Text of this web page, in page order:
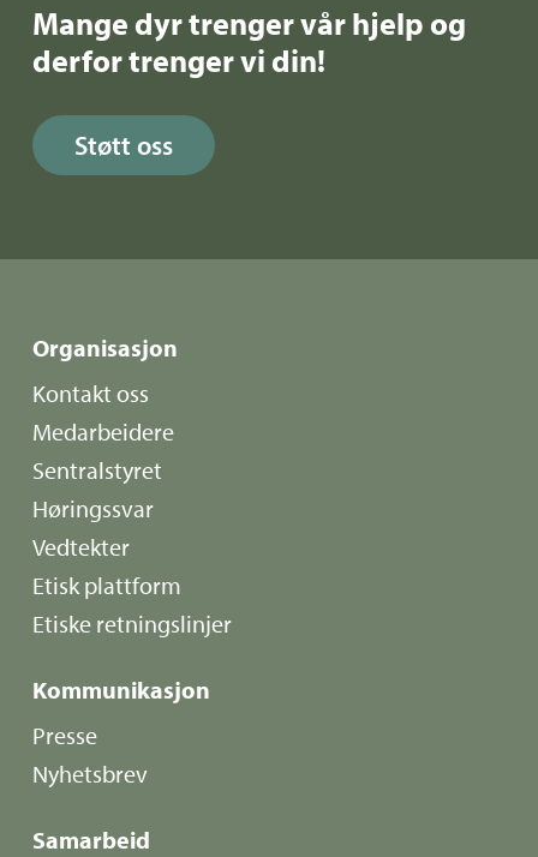
Mange dyr trenger vår hjelp og
derfor trenger vi din!
Støtt oss
Organisasjon
Kontakt oss
Medarbeidere
Sentralstyret
Høringssvar
Vedtekter
Etisk plattform
Etiske retningslinjer
Kommunikasjon
Presse
Nyhetsbrev
Samarbeid